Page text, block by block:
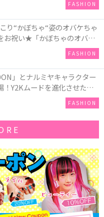
FASHION
り“かぼちゃ“姿のオバケちゃ
お祝い★「かぼちゃのオバケ
新発売！Q-pot CAFE.では
キプレート」も登場
FASHION
」とナルミヤキャラクター
！Y2Kムードを進化させた新
♪
FASHION